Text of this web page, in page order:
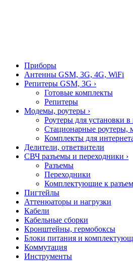
Приборы
Антенны GSM, 3G, 4G, WiFi
Репитеры GSM, 3G ›
Готовые комплекты
Репитеры
Модемы, роутеры ›
Роутеры для установки в
Стационарные роутеры,
Комплекты для
Делители, ответвители
СВЧ разъемы и переходники ›
Разъемы
Переходники
Комплектующие к
Пигтейлы
Аттенюаторы и нагрузки
Кабели
Кабельные сборки
Кронштейны, гермобоксы
Блоки питания и
Коммутация
Инструменты